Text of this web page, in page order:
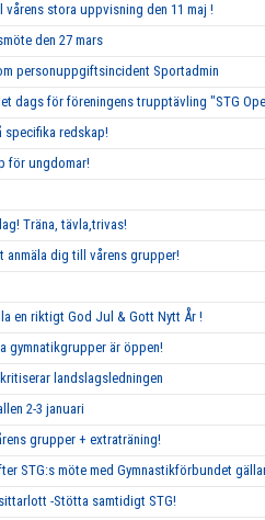
vårens stora uppvisning den 11 maj !
den 27 mars
personuppgiftsincident Sportadmin
dags för föreningens trupptävling "STG
specifika redskap!
för ungdomar!
Träna, tävla,trivas!
anmäla dig till vårens grupper!
en riktigt God Jul & Gott Nytt År !
gymnatikgrupper är öppen!
landslagsledningen
2-3 januari
grupper + extraträning!
STG:s möte med Gymnastikförbundet
-Stötta samtidigt STG!